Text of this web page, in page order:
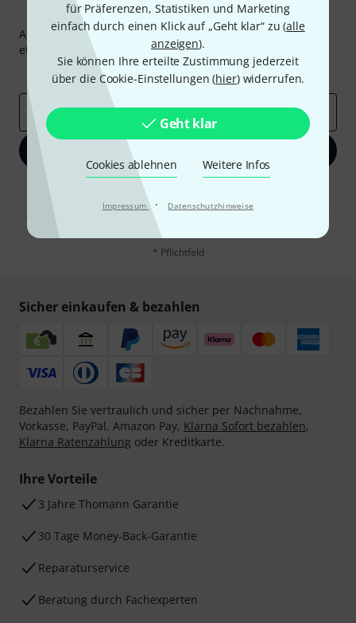
für Präferenzen, Statistiken und Marketing
einfach durch einen Klick auf „Geht klar“ zu (alle
anzeigen).
Sie können Ihre erteilte Zustimmung jederzeit
über die Cookie-Einstellungen (hier) widerrufen.
Geht klar
Cookies ablehnen Weitere Infos
Impressum · Datenschutzhinweise
Thomann Newsletter
Abonniere den Thomann Newsletter und gewinne mit
etwas Glück einen von
50 Gutscheinen
Inspirierende Beiträge
Deals Thomann Insights
E-Mail-Adresse*
Mit Klick auf „Jetzt anmelden“ stimmen Sie dem Erhalt von E-Mail-
Werbung und einer Messung des E-Mail-Nutzungsverhaltens zu. Die
Abmeldung ist jederzeit möglich. Weitere Informationen finden Sie in
Datenschutzhinweisen
* Pflichtfeld
Sicher einkaufen & bezahlen
Bezahlen Sie vertraulich und sicher per Nachnahme,
Vorkasse, PayPal, Amazon Pay, Klarna Sofort bezahlen,
Klarna Ratenzahlung oder Kreditkarte.
Ihre Vorteile
3 Jahre Thomann Garantie
30 Tage Money-Back-Garantie
Reparaturservice
Beratung durch Fachexperten